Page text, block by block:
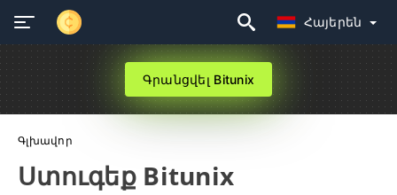
Հայերեն
Գրանցվել Bitunix
Գլխավոր
Ստուգեք Bitunix